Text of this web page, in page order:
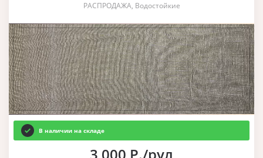
РАСПРОДАЖА, Водостойкие
В наличии на складе